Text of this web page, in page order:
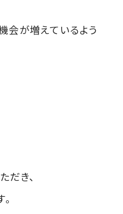
会が増えているよう
だき、